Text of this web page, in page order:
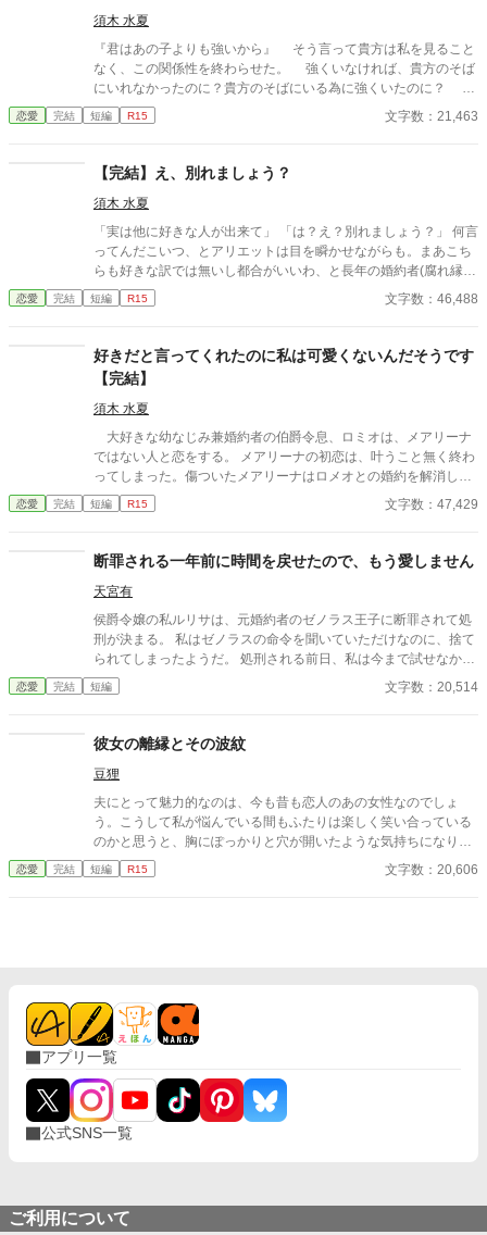
須木 水夏
『君はあの子よりも強いから』 そう言って貴方は私を見ること
なく、この関係性を終わらせた。 強くいなければ、貴方のそば
にいれなかったのに？貴方のそばにいる為に強くいたのに？ そ
んな痛む心を隠し。ユリアーナはただ静かに微笑むと、承知を告
げた。
恋愛 完結 短編 R15 文字数：21,463
【完結】え、別れましょう？
須木 水夏
「実は他に好きな人が出来て」 「は？え？別れましょう？」 何言
ってんだこいつ、とアリエットは目を瞬かせながらも。まあこち
らも好きな訳では無いし都合がいいわ、と長年の婚約者(腐れ縁)
だったディオルにお別れを申し出た。 ところがその出来事の裏
側にはある双子が絡んでいて…？ だる絡みをしてくる美しい双
度ですが空想であり、架空のお話です。史実に全く関係ありませ
ん。 ヨーロッパの雰囲気出してますが、別物です。
恋愛 完結 短編 R15 文字数：46,488
好きだと言ってくれたのに私は可愛くないんだそうです
【完結】
須木 水夏
大好きな幼なじみ兼婚約者の伯爵令息、ロミオは、メアリーナ
ではない人と恋をする。 メアリーナの初恋は、叶うこと無く終わ
ってしまった。傷ついたメアリーナはロメオとの婚約を解消し距
離を置くが、彼の事で心に傷を負い忘れられずにいた。どうにか
して彼を忘れる為にメアが頼ったのは、友人達に誘われた夜会。
ね、新しい恋を見つけましょう。その方が手っ取り早いわ。) ※
ご都合主義です。変な法律出てきます。ふわっとしてます。 ※ヒ
ーローは変わってます。 ※主人公は無意識でざまぁする系です。
※誤字脱字すみません。
恋愛 完結 短編 R15 文字数：47,429
断罪される一年前に時間を戻せたので、もう愛しません
天宮有
侯爵令嬢の私ルリサは、元婚約者のゼノラス王子に断罪されて処
刑が決まる。 私はゼノラスの命令を聞いていただけなのに、捨て
られてしまったようだ。 処刑される前日、私は今まで試せなかっ
た時間を戻す魔法を使う。 魔法は成功して一年前に戻ったから、
私はゼノラスを許しません。
恋愛 完結 短編 文字数：20,514
彼女の離縁とその波紋
豆狸
夫にとって魅力的なのは、今も昔も恋人のあの女性なのでしょ
う。こうして私が悩んでいる間もふたりは楽しく笑い合っている
のかと思うと、胸にぽっかりと穴が開いたような気持ちになりま
した。 ※子どもに関するセンシティブな内容があります。
恋愛 完結 短編 R15 文字数：20,606
アプリ一覧
公式SNS一覧
ご利用について